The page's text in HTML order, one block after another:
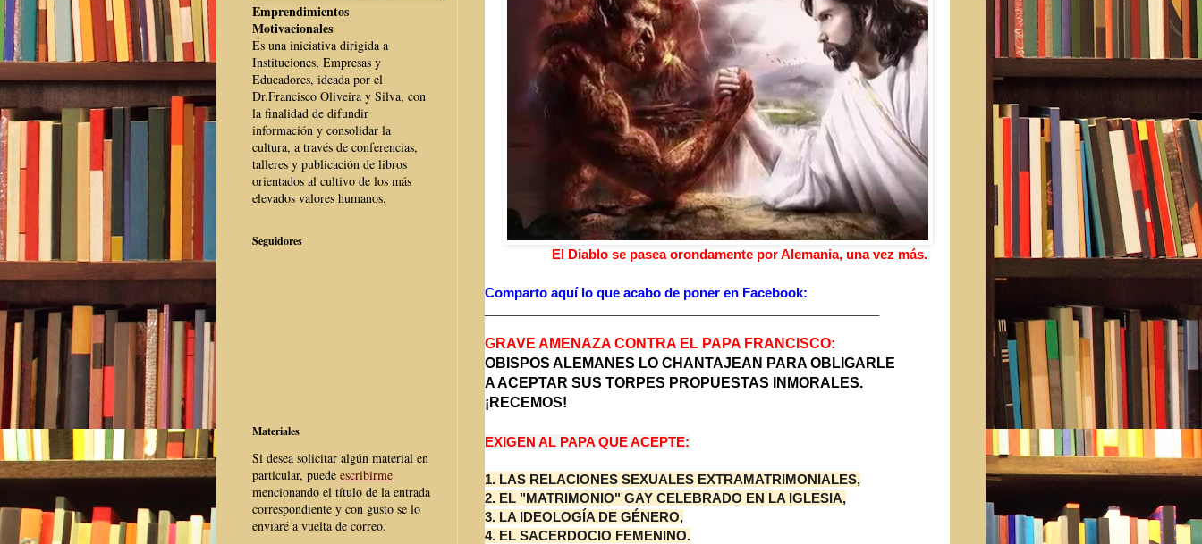
El Diablo se pasea orondamente por Alemania, una vez más.
Comparto aquí lo que acabo de poner en Facebook:
GRAVE AMENAZA CONTRA EL PAPA FRANCISCO:
OBISPOS ALEMANES LO CHANTAJEAN PARA OBLIGARLE
A ACEPTAR SUS TORPES PROPUESTAS INMORALES.
¡RECEMOS!
EXIGEN AL PAPA QUE ACEPTE:
1. LAS RELACIONES SEXUALES EXTRAMATRIMONIALES,
2. EL "MATRIMONIO" GAY CELEBRADO EN LA IGLESIA,
3. LA IDEOLOGÍA DE GÉNERO,
4. EL SACERDOCIO FEMENINO.
Emprendimientos
Motivacionales
Es una iniciativa dirigida a
Instituciones, Empresas y
Educadores, ideada por el
Dr.Francisco Oliveira y Silva, con
la finalidad de difundir
información y consolidar la
cultura, a través de conferencias,
talleres y publicación de libros
orientados al cultivo de los más
elevados valores humanos.
Seguidores
Materiales
Si desea solicitar algún material en
particular, puede escribirme
mencionando el título de la entrada
correspondiente y con gusto se lo
enviaré a vuelta de correo.